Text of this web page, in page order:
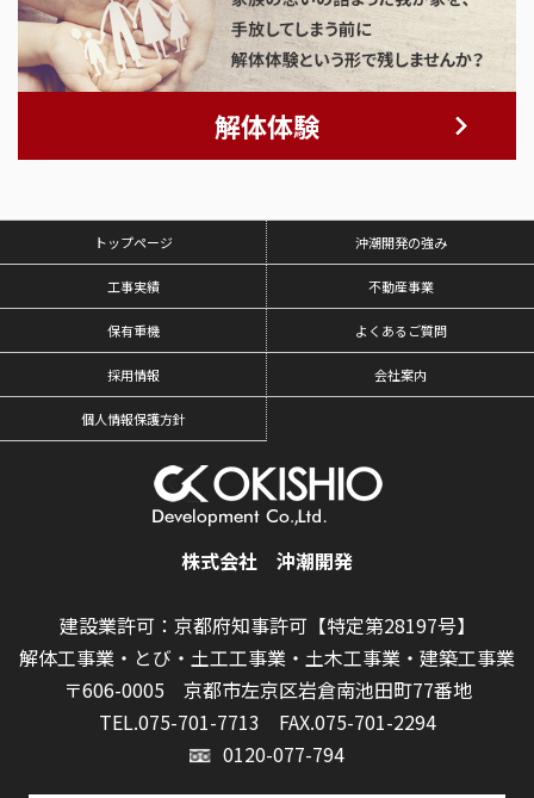
解体体験
トップページ 沖潮開発の強み
工事実績 不動産事業
保有重機 よくあるご質問
採用情報 会社案内
個人情報保護方針
株式会社 沖潮開発
建設業許可：京都府知事許可【特定第28197号】
解体工事業・とび・土工工事業・土木工事業・建築工事業
〒606-0005 京都市左京区岩倉南池田町77番地
TEL.075-701-7713 FAX.075-701-2294
0120-077-794